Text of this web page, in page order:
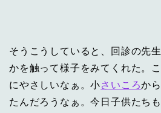
そうこうしていると、回診の先
かを触って様子をみてくれた。
にやさしいなぁ。小さいころか
たんだろうなぁ。今日子供たち